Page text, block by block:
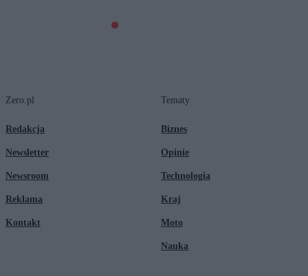
Zero.pl
Redakcja
Newsletter
Newsroom
Reklama
Kontakt
Tematy
Biznes
Opinie
Technologia
Kraj
Moto
Nauka